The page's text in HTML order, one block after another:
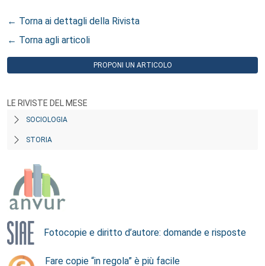
← Torna ai dettagli della Rivista
← Torna agli articoli
PROPONI UN ARTICOLO
LE RIVISTE DEL MESE
SOCIOLOGIA
STORIA
Fotocopie e diritto d’autore: domande e risposte
Fare copie “in regola” è più facile